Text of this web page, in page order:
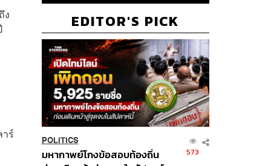
ง
ร์
EDITOR'S PICK
POLITICS
มหากาพย์โกงข้อสอบท้องถิ่น
573